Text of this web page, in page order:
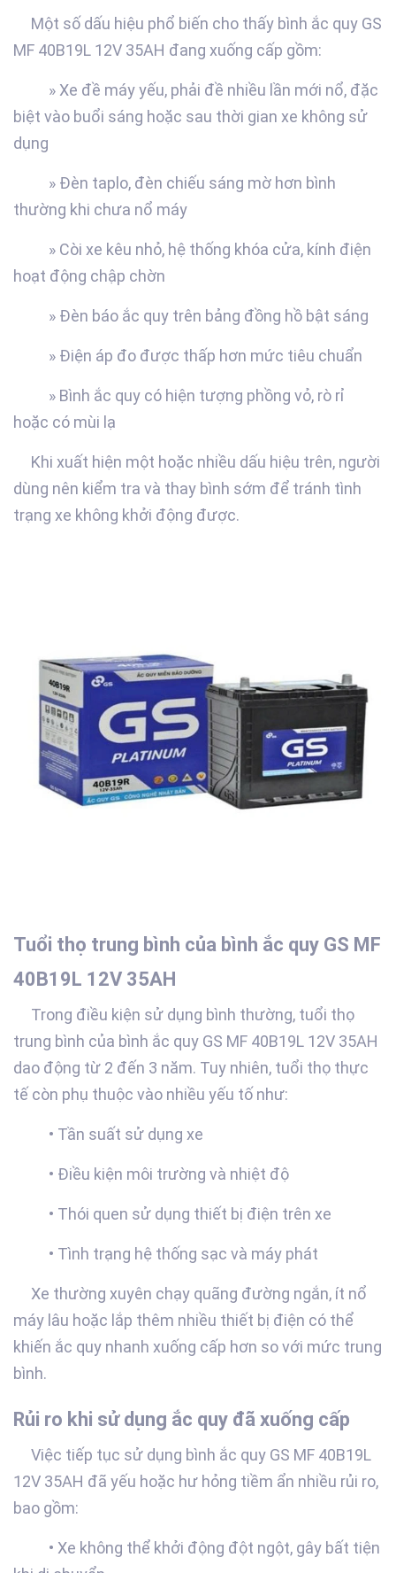
Một số dấu hiệu phổ biến cho thấy bình ắc quy GS
MF 40B19L 12V 35AH đang xuống cấp gồm:
» Xe đề máy yếu, phải đề nhiều lần mới nổ, đặc
biệt vào buổi sáng hoặc sau thời gian xe không sử
dụng
» Đèn taplo, đèn chiếu sáng mờ hơn bình
thường khi chưa nổ máy
» Còi xe kêu nhỏ, hệ thống khóa cửa, kính điện
hoạt động chập chờn
» Đèn báo ắc quy trên bảng đồng hồ bật sáng
» Điện áp đo được thấp hơn mức tiêu chuẩn
» Bình ắc quy có hiện tượng phồng vỏ, rò rỉ
hoặc có mùi lạ
Khi xuất hiện một hoặc nhiều dấu hiệu trên, người
dùng nên kiểm tra và thay bình sớm để tránh tình
trạng xe không khởi động được.
Tuổi thọ trung bình của bình ắc quy GS MF
40B19L 12V 35AH
Trong điều kiện sử dụng bình thường, tuổi thọ
trung bình của bình ắc quy GS MF 40B19L 12V 35AH
dao động từ 2 đến 3 năm. Tuy nhiên, tuổi thọ thực
tế còn phụ thuộc vào nhiều yếu tố như:
• Tần suất sử dụng xe
• Điều kiện môi trường và nhiệt độ
• Thói quen sử dụng thiết bị điện trên xe
• Tình trạng hệ thống sạc và máy phát
Xe thường xuyên chạy quãng đường ngắn, ít nổ
máy lâu hoặc lắp thêm nhiều thiết bị điện có thể
khiến ắc quy nhanh xuống cấp hơn so với mức trung
bình.
Rủi ro khi sử dụng ắc quy đã xuống cấp
Việc tiếp tục sử dụng bình ắc quy GS MF 40B19L
12V 35AH đã yếu hoặc hư hỏng tiềm ẩn nhiều rủi ro,
bao gồm:
• Xe không thể khởi động đột ngột, gây bất tiện